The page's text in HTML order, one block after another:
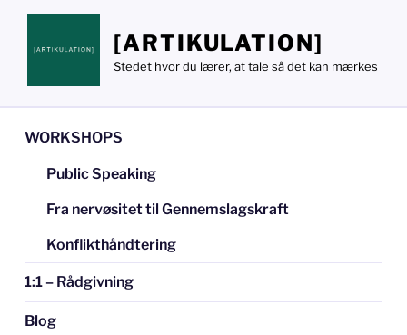
Videre
indhold
[ARTIKULATION]
Stedet hvor du lærer, at tale så det kan mærkes
WORKSHOPS
Public Speaking
Fra nervøsitet til Gennemslagskraft
Konflikthåndtering
1:1 – Rådgivning
Blog